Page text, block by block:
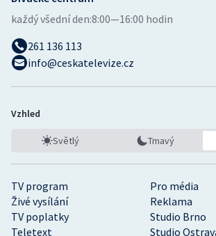
TV program
Pro média
Živé vysílání
Reklama
TV poplatky
Studio Brno
Teletext
Studio
každý všední den:8:00—16:00 hodin
261 136 113
info@ceskatelevize.cz
Vzhled
Světlý Tmavý